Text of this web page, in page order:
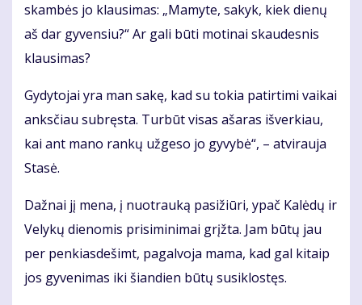
skam­bės jo klau­si­mas: „Ma­my­te, sa­kyk, kiek die­nų
aš dar gy­ven­siu?“ Ar ga­li bū­ti mo­ti­nai skau­des­nis
klau­si­mas?
Gy­dy­to­jai yra man sa­kę, kad su to­kia pa­tir­ti­mi vai­kai
anks­čiau su­bręs­ta. Tur­būt vi­sas aša­ras iš­ver­kiau,
kai ant ma­no ran­kų už­ge­so jo gy­vy­bė“, – at­vi­rau­ja
Sta­sė.
Daž­nai jį me­na, į nuo­trau­ką pa­si­žiū­ri, ypač Ka­lė­dų ir
Ve­ly­kų die­no­mis pri­si­mi­ni­mai grįž­ta. Jam bū­tų jau
per pen­kias­de­šimt, pa­gal­vo­ja ma­ma, kad gal ki­taip
jos gy­ve­ni­mas iki šian­dien bū­tų su­si­klos­tęs.